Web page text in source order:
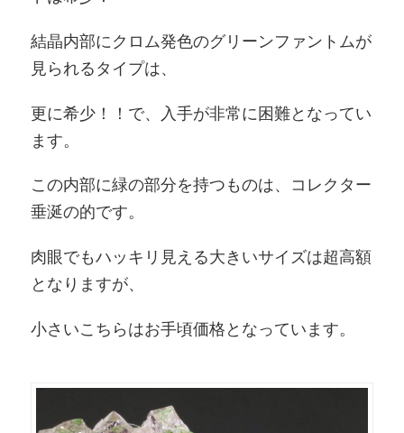
結晶内部にクロム発色のグリーンファントムが
見られるタイプは、
更に希少！！で、入手が非常に困難となってい
ます。
この内部に緑の部分を持つものは、コレクター
垂涎の的です。
肉眼でもハッキリ見える大きいサイズは超高額
となりますが、
小さいこちらはお手頃価格となっています。